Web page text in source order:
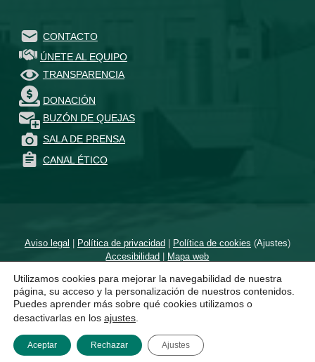
MENÚ
CONTACTO
ÚNETE AL EQUIPO
TRANSPARENCIA
DONACIÓN
BUZÓN DE QUEJAS
SALA DE PRENSA
CANAL ÉTICO
Aviso legal Política de privacidad Política de cookies (Ajustes)
Accesibilidad
Mapa web
Diseñado por un proyecto de
Utilizamos cookies para mejorar la navegabilidad de nuestra
página, su acceso y la personalización de nuestros contenidos.
Puedes aprender más sobre qué cookies utilizamos o
desactivarlas en los ajustes
Aceptar Rechazar Ajustes